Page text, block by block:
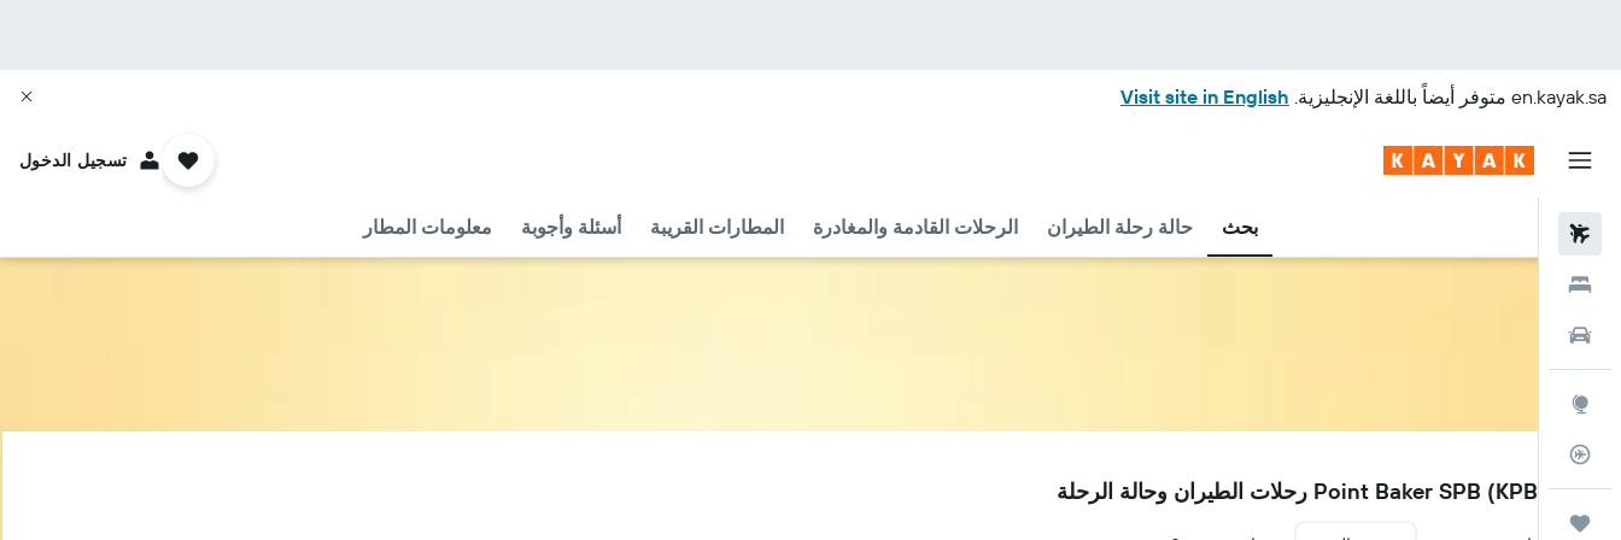
en.kayak.sa متوفر أيضاً باللغة الإنجليزية. Visit site in English
بحث حالة رحلة الطيران الرحلات القادمة والمغادرة المطارات القريبة أسئلة وأجوبة معلومات المطار
تسجيل الدخول
KPB
مطار Point Baker SPB (KPB) رحلات الطيران وحالة الرحلة